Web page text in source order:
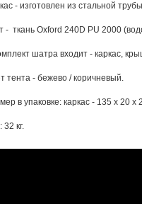
- изготовлен из стальной
- ткань Oxford 240D PU 2000
шатра входит - каркас,
тента - бежево / коричневый.
в упаковке: каркас - 135 х 20
32 кг.